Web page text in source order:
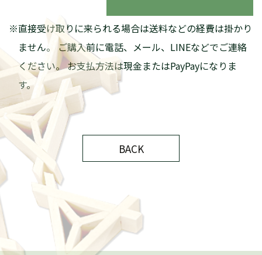
NEWS
木香美・服部とは
施工実績 納品までの流れ
技巧紹介
BACK